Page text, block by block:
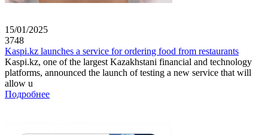
15/01/2025
3748
Kaspi.kz launches a service for ordering food from restaurants
Kaspi.kz, one of the largest Kazakhstani financial and technology
platforms, announced the launch of testing a new service that will
allow u
Подробнее